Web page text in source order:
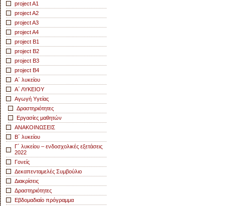
project A1
project A2
project A3
project A4
project B1
project B2
project B3
project B4
Α΄ λυκείου
Α΄ ΛΥΚΕΙΟΥ
Αγωγή Yγείας
Δραστηριότητες
Εργασίες μαθητών
ΑΝΑΚΟΙΝΩΣΕΙΣ
Β΄ λυκείου
Γ΄ λυκείου – ενδοσχολικές εξετάσεις
2022
Γονείς
Δεκαπενταμελές Συμβούλιο
Διακρίσεις
Δραστηριότητες
Εβδομαδιαίο πρόγραμμα